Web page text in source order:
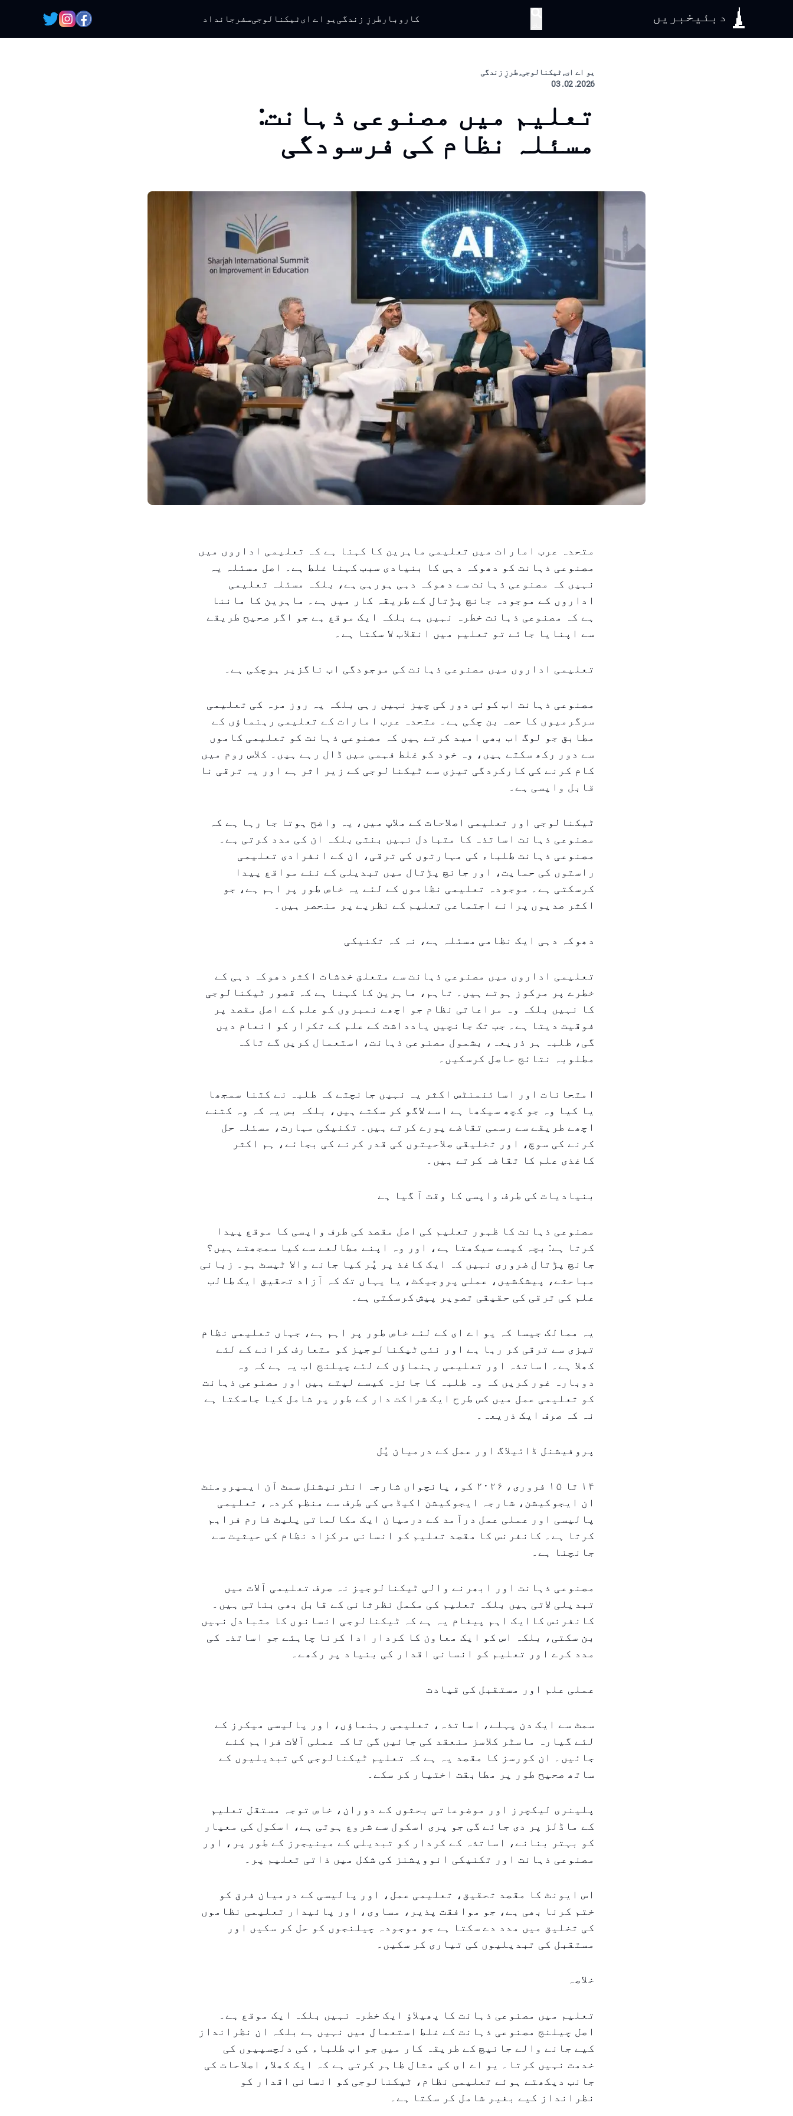
دبئیخبریں کاروبار طرزِ زندگی یو اے ایٹیکنالوجیسفر جائداد
یو اے ای, ٹیکنالوجی, طرزِ زندگی
2026. 02. 03
تعلیم میں مصنوعی ذہانت:
مسئلہ نظام کی فرسودگی
متحدہ عرب امارات میں تعلیمی ماہرین کا کہنا ہے کہ تعلیمی اداروں میں
مصنوعی ذہانت کو دھوکہ دہی کا بنیادی سبب کہنا غلط ہے۔ اصل مسئلہ یہ
نہیں کہ مصنوعی ذہانت سے دھوکہ دہی ہورہی ہے، بلکہ مسئلہ تعلیمی
اداروں کے موجودہ جانچ پڑتال کے طریقہ کار میں ہے۔ ماہرین کا ماننا
ہے کہ مصنوعی ذہانت خطرہ نہیں ہے بلکہ ایک موقع ہے جو اگر صحیح طریقے
سے اپنایا جائے تو تعلیم میں انقلاب لا سکتا ہے۔
تعلیمی اداروں میں مصنوعی ذہانت کی موجودگی اب ناگزیر ہوچکی ہے۔
مصنوعی ذہانت اب کوئی دور کی چیز نہیں رہی بلکہ یہ روز مرہ کی تعلیمی
سرگرمیوں کا حصہ بن چکی ہے۔ متحدہ عرب امارات کے تعلیمی رہنماؤں کے
مطابق جو لوگ اب بھی امید کرتے ہیں کہ مصنوعی ذہانت کو تعلیمی کاموں
سے دور رکھ سکتے ہیں، وہ خود کو غلط فہمی میں ڈال رہے ہیں۔ کلاس روم میں
کام کرنے کی کارکردگی تیزی سے ٹیکنالوجی کے زیر اثر ہے اور یہ ترقی نا
قابل واپسی ہے۔
ٹیکنالوجی اور تعلیمی اصلاحات کے ملاپ میں، یہ واضح ہوتا جا رہا ہے کہ
مصنوعی ذہانت اساتذہ کا متبادل نہیں بنتی بلکہ ان کی مدد کرتی ہے۔
مصنوعی ذہانت طلباء کی مہارتوں کی ترقی، ان کے انفرادی تعلیمی
راستوں کی حمایت، اور جانچ پڑتال میں تبدیلی کے نئے مواقع پیدا
کرسکتی ہے۔ موجودہ تعلیمی نظاموں کے لئے یہ خاص طور پر اہم ہے، جو
اکثر صدیوں پرانے اجتماعی تعلیم کے نظریے پر منحصر ہیں۔
دھوکہ دہی ایک نظامی مسئلہ ہے، نہ کہ تکنیکی
تعلیمی اداروں میں مصنوعی ذہانت سے متعلق خدشات اکثر دھوکہ دہی کے
خطرے پر مرکوز ہوتے ہیں۔ تاہم، ماہرین کا کہنا ہے کہ قصور ٹیکنالوجی
کا نہیں بلکہ وہ مراعاتی نظام جو اچھے نمبروں کو علم کے اصل مقصد پر
فوقیت دیتا ہے۔ جب تک جانچیں یادداشت کے علم کے تکرار کو انعام دیں
گی، طلبہ ہر ذریعہ، بشمول مصنوعی ذہانت، استعمال کریں گے تاکہ
مطلوبہ نتائج حاصل کرسکیں۔
امتحانات اور اسائنمنٹس اکثر یہ نہیں جانچتے کہ طلبہ نے کتنا سمجھا
یا کیا وہ جو کچھ سیکھا ہے اسے لاگو کر سکتے ہیں، بلکہ بس یہ کہ وہ کتنے
اچھے طریقے سے رسمی تقاضے پورے کرتے ہیں۔ تکنیکی مہارت، مسئلہ حل
کرنے کی سوچ، اور تخلیقی صلاحیتوں کی قدر کرنے کی بجائے، ہم اکثر
کاغذی علم کا تقاضہ کرتے ہیں۔
بنیادیات کی طرف واپسی کا وقت آ گیا ہے
مصنوعی ذہانت کا ظہور تعلیم کی اصل مقصد کی طرف واپسی کا موقع پیدا
کرتا ہے: بچہ کیسے سیکھتا ہے، اور وہ اپنے مطالعے سے کیا سمجھتے ہیں؟
جانچ پڑتال ضروری نہیں کہ ایک کاغذ پر پُر کیا جانے والا ٹیسٹ ہو۔ زبانی
مباحثے، پیشکشیں، عملی پروجیکٹ، یا یہاں تک کہ آزاد تحقیق ایک طالب
علم کی ترقی کی حقیقی تصویر پیش کرسکتی ہے۔
یہ ممالک جیسا کہ یو اے ای کے لئے خاص طور پر اہم ہے، جہاں تعلیمی نظام
تیزی سے ترقی کر رہا ہے اور نئی ٹیکنالوجیز کو متعارف کرانے کے لئے
کھلا ہے۔ اساتذہ اور تعلیمی رہنماؤں کے لئے چیلنج اب یہ ہے کہ وہ
دوبارہ غور کریں کہ وہ طلبہ کا جائزہ کیسے لیتے ہیں اور مصنوعی ذہانت
کو تعلیمی عمل میں کس طرح ایک شراکت دار کے طور پر شامل کیا جاسکتا ہے
نہ کہ صرف ایک ذریعہ۔
پروفیشنل ڈائیلاگ اور عمل کے درمیان پُل
۱۴ تا ۱۵ فروری، ۲۰۲۶ کو، پانچواں شارجہ انٹرنیشنل سمٹ آن ایمپرومنٹ
ان ایجوکیشن، شارجہ ایجوکیشن اکیڈمی کی طرف سے منظم کردہ، تعلیمی
پالیسی اور عملی عمل درآمد کے درمیان ایک مکالماتی پلیٹ فارم فراہم
کرتا ہے۔ کانفرنس کا مقصد تعلیم کو انسانی مرکزاد نظام کی حیثیت سے
جانچنا ہے۔
مصنوعی ذہانت اور ابھرنے والی ٹیکنالوجیز نہ صرف تعلیمی آلات میں
تبدیلی لاتی ہیں بلکہ تعلیم کی مکمل نظرثانی کے قابل بھی بناتی ہیں۔
کانفرنس کاایک اہم پیغام یہ ہے کہ ٹیکنالوجی انسانوں کا متبادل نہیں
بن سکتی، بلکہ اس کو ایک معاون کا کردار ادا کرنا چاہئے جو اساتذہ کی
مدد کرے اور تعلیم کو انسانی اقدار کی بنیاد پر رکھے۔
عملی علم اور مستقبل کی قیادت
سمٹ سے ایک دن پہلے، اساتذہ، تعلیمی رہنماؤں، اور پالیسی میکرز کے
لئے گیارہ ماسٹر کلاسز منعقد کی جائیں گی تاکہ عملی آلات فراہم کئے
جائیں۔ ان کورسز کا مقصد یہ ہے کہ تعلیم ٹیکنالوجی کی تبدیلیوں کے
ساتھ صحیح طور پر مطابقت اختیار کر سکے۔
پلینری لیکچرز اور موضوعاتی بحثوں کے دوران، خاص توجہ مستقل تعلیم
کے ماڈلز پر دی جائے گی جو پری اسکول سے شروع ہوتی ہے، اسکول کی معیار
کو بہتر بنانے، اساتذہ کے کردار کو تبدیلی کے مینیجرز کے طور پر، اور
مصنوعی ذہانت اور تکنیکی انوویشنز کی شکل میں ذاتی تعلیم پر۔
اس ایونٹ کا مقصد تحقیق، تعلیمی عمل، اور پالیسی کے درمیان فرق کو
ختم کرنا بھی ہے، جو موافقت پذیر، مساوی، اور پائیدار تعلیمی نظاموں
کی تخلیق میں مدد دے سکتا ہے جو موجودہ چیلنجوں کو حل کر سکیں اور
مستقبل کی تبدیلیوں کی تیاری کر سکیں۔
خلاصہ
تعلیم میں مصنوعی ذہانت کا پھیلاؤ ایک خطرہ نہیں بلکہ ایک موقع ہے۔
اصل چیلنج مصنوعی ذہانت کے غلط استعمال میں نہیں ہے بلکہ ان نظرانداز
کیے جانے والے جانیچ کے طریقہ کار میں جو اب طلباء کی دلچسپیوں کی
خدمت نہیں کرتا۔ یو اے ای کی مثال ظاہر کرتی ہے کہ ایک کھلا، اصلاحات کی
جانب دیکھتے ہوئے تعلیمی نظام، ٹیکنالوجی کو انسانی اقدار کو
نظرانداز کیے بغیر شامل کر سکتا ہے۔